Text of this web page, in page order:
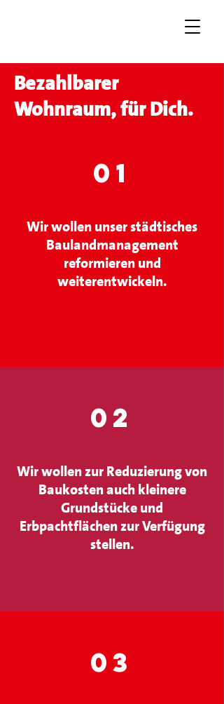
Bezahlbarer
Wohnraum, für Dich.
01
Wir wollen unser städtisches
Baulandmanagement
reformieren und
weiterentwickeln.
02
Wir wollen zur Reduzierung von
Baukosten auch kleinere
Grundstücke und
Erbpachtflächen zur Verfügung
stellen.
03